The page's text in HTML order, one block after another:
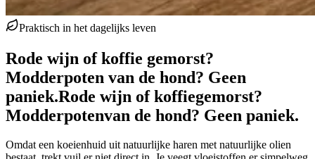
Praktisch in het dagelijks leven
Rode wijn of koffie gemorst?
Modderpoten van de hond? Geen
paniek.Rode wijn of koffiegemorst?
Modderpotenvan de hond? Geen paniek.
Omdat een koeienhuid uit natuurlijke haren met natuurlijke olien